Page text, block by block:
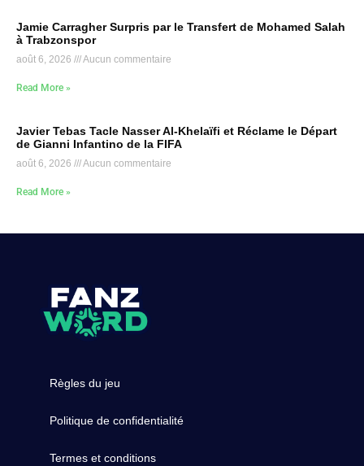
Jamie Carragher Surpris par le Transfert de Mohamed Salah
à Trabzonspor
août 6, 2026 Aucun commentaire
Read More »
Javier Tebas Tacle Nasser Al-Khelaïfi et Réclame le Départ
de Gianni Infantino de la FIFA
août 6, 2026 Aucun commentaire
Read More »
Règles du jeu
Politique de confidentialité
Termes et conditions